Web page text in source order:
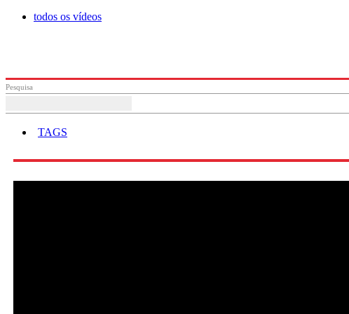
todos os vídeos
Pesquisa
TAGS